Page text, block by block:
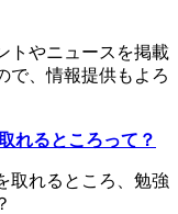
トやニュースを掲載
で、情報提供もよろ
れるところって？
取れるところ、勉強